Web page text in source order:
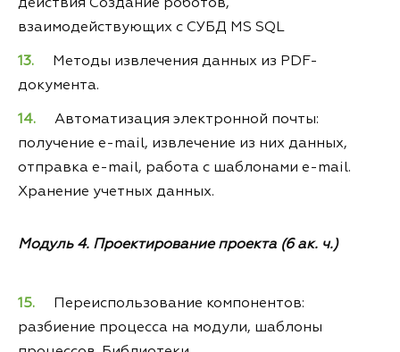
действия Создание роботов,
взаимодействующих с СУБД MS SQL
Методы извлечения данных из PDF-
документа.
Автоматизация электронной почты:
получение e-mail, извлечение из них данных,
отправка e-mail, работа с шаблонами e-mail.
Хранение учетных данных.
Модуль 4. Проектирование проекта (6 ак. ч.)
Переиспользование компонентов:
разбиение процесса на модули, шаблоны